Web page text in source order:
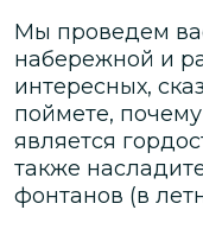
Мы проведем
набережной и
интересных,
поймете,
является
также
фонтанов (в